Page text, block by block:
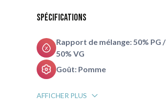
Spécifications
Rapport de mélange: 50% PG /
50% VG
Goût: Pomme
AFFICHER PLUS